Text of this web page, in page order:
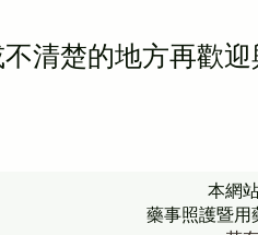
清楚的地方再歡
本網
藥事照護暨用